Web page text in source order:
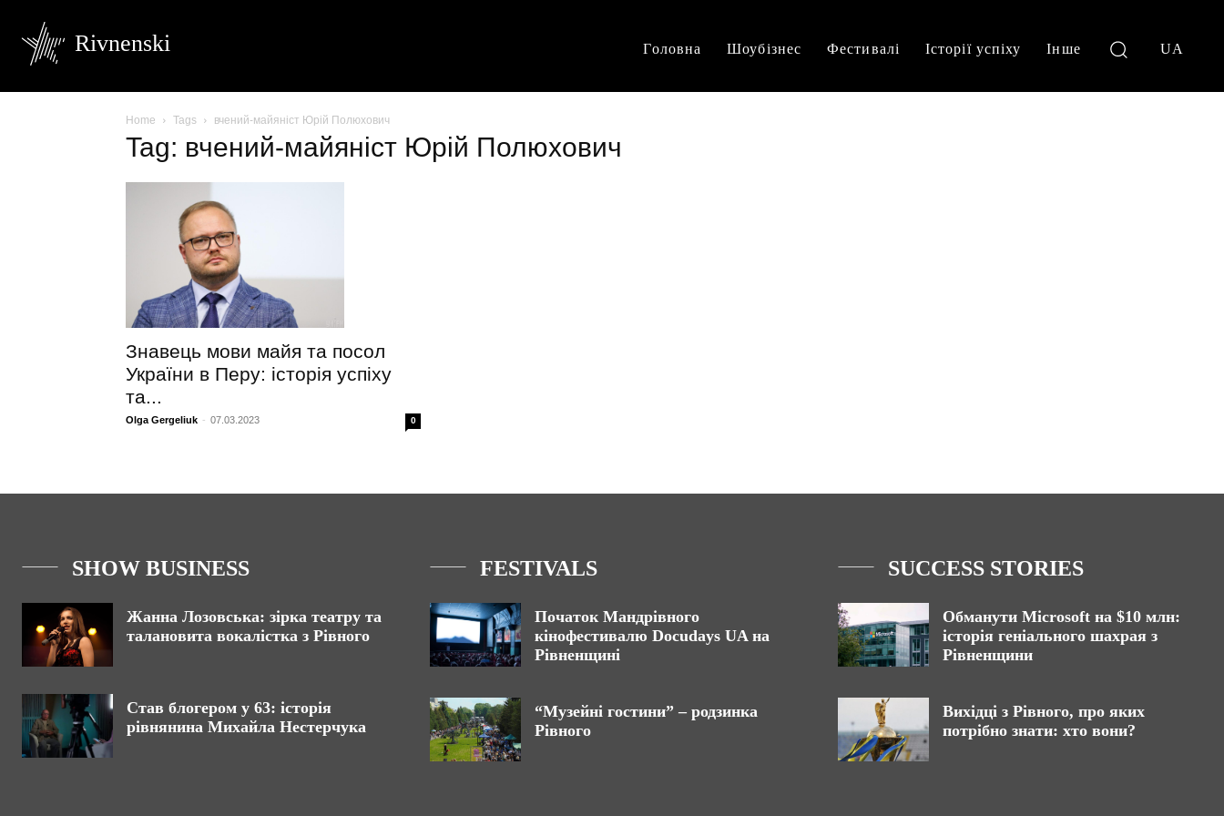
Rivnenski Головна Шоубізнес Фестивалі Історії успіху Інше UA
Home Tags вчений-майяніст Юрій Полюхович
Tag: вчений-майяніст Юрій Полюхович
Знавець мови майя та посол
України в Перу: історія успіху
та...
Olga Gergeliuk - 07.03.2023 0
SHOW BUSINESS
Жанна Лозовська: зірка театру та
талановита вокалістка з Рівного
Став блогером у 63: історія
рівнянина Михайла Нестерчука
FESTIVALS
Початок Мандрівного
кінофестивалю Docudays UA на
Рівненщині
“Музейні гостини” – родзинка
Рівного
SUCCESS STORIES
Обманути Microsoft на $10 млн:
історія геніального шахрая з
Рівненщини
Вихідці з Рівного, про яких
потрібно знати: хто вони?